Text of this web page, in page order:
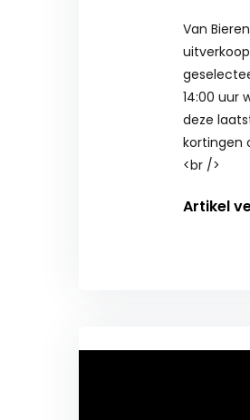
Van
14:00 uur
deze
kortingen
<br />
Artikel